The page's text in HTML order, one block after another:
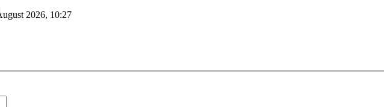
2026, 10:27